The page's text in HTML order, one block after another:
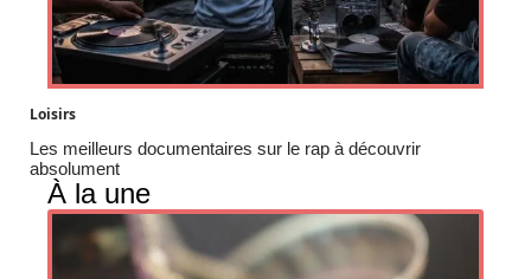
Loisirs
Les meilleurs documentaires sur le rap à découvrir
absolument
À la une